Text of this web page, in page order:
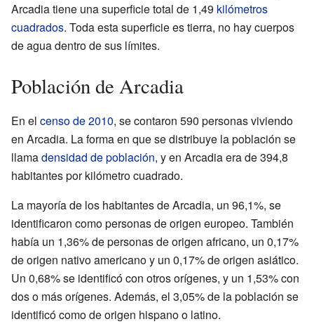
Arcadia tiene una superficie total de 1,49 kilómetros
cuadrados. Toda esta superficie es tierra, no hay cuerpos
de agua dentro de sus límites.
Población de Arcadia
En el censo de 2010, se contaron 590 personas viviendo
en Arcadia. La forma en que se distribuye la población se
llamadensidad de población, y en Arcadia era de 394,8
habitantes por kilómetro cuadrado.
La mayoría de los habitantes de Arcadia, un 96,1%, se
identificaron como personas de origen europeo. También
había un 1,36% de personas de origen africano, un 0,17%
de origen nativo americano y un 0,17% de origen asiático.
Un 0,68% se identificó con otros orígenes, y un 1,53% con
dos o más orígenes. Además, el 3,05% de la población se
identificó como de origen hispano o latino.